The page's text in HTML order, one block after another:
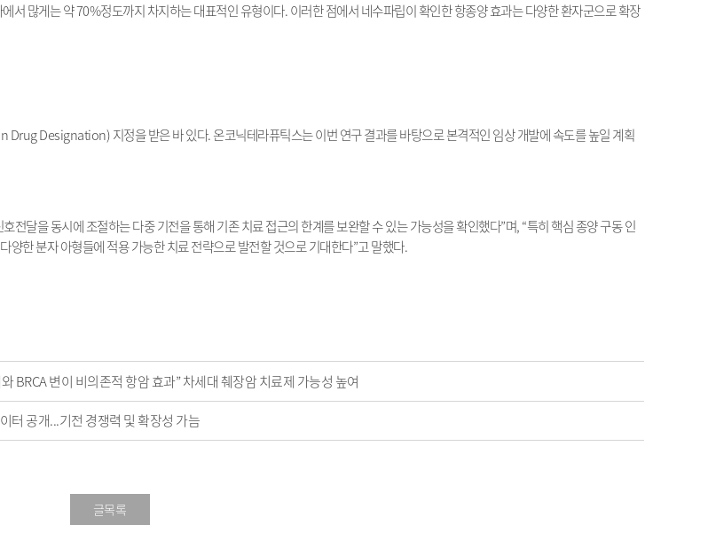
서 많게는 약70%정도까지 차지하는 대표적인 유형이다.이러한 점에서 네수파립이 확인한 항종양 효과는 다양한 환자군으로 확장
Drug Designation)지정을 받은 바 있다.온코닉테라퓨틱스는 이번 연구 결과를 바탕으로 본격적인 임상 개발에 속도를 높일 계획
호전달을 동시에 조절하는 다중 기전을 통해 기존 치료 접근의 한계를 보완할 수 있는 가능성을 확인했다”며, “특히 핵심 종양 구동 인
한 분자 아형들에 적용 가능한 치료 전략으로 발전할 것으로 기대한다”고 말했다.
BRCA 변이 비의존적 항암 효과” 차세대 췌장암 치료제 가능성 높여
터 공개...기전 경쟁력 및 확장성 가늠
글목록